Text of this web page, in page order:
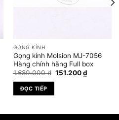
₫.
GỌNG KÍNH
Gọng kính Molsion MJ-7056
Hàng chính hãng Full box
1.680.000₫ Giá
151.200₫Giá
hiện
ĐỌC TIẾP